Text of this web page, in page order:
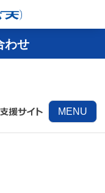
わせ
MENU